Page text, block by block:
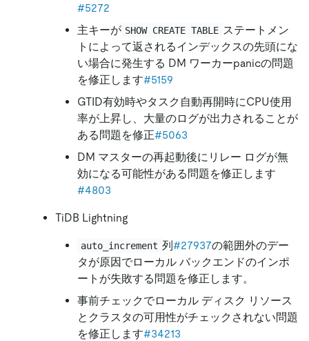
#5272
主キーが SHOW CREATE TABLE ステートメン
トによって返されるインデックスの先頭にな
い場合に発生する DM ワーカーpanicの問題
を修正します#5159
GTID有効時やタスク自動再開時にCPU使用
率が上昇し、大量のログが出力されることが
ある問題を修正#5063
DM マスターの再起動後にリレー ログが無
効になる可能性がある問題を修正します
#4803
TiDB Lightning
auto_increment 列#27937の範囲外のデー
タが原因でローカル バックエンドのインポ
ートが失敗する問題を修正します。
事前チェックでローカル ディスク リソース
とクラスタの可用性がチェックされない問題
を修正します#34213